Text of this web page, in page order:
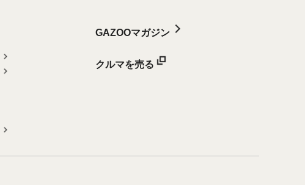
GAZOOマガジン
クルマを売る